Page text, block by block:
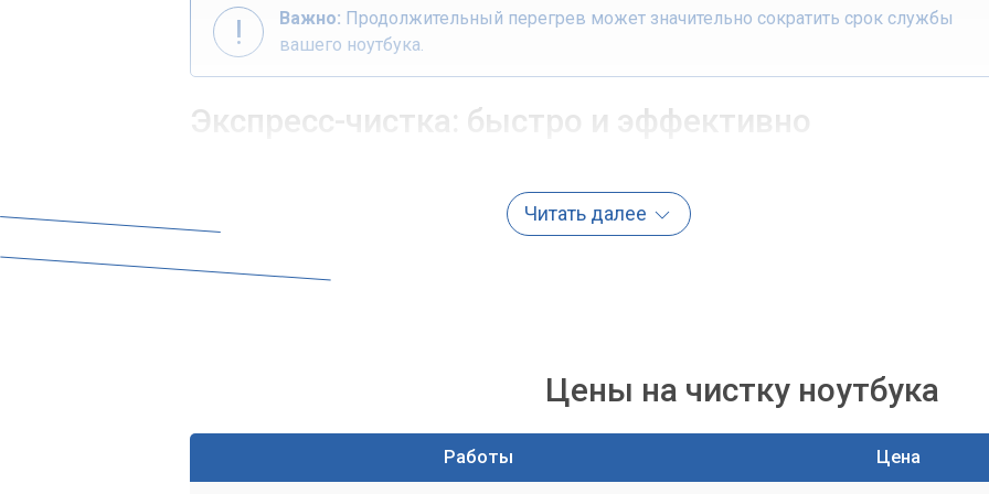
Важно: Продолжительный перегрев может значительно сократить срок службы
вашего ноутбука.
Экспресс-чистка: быстро и эффективно
с выездом на дом. Мы понимаем, как важно для вас быстрое и качественное решение проблемы,
поэтому наши мастера оперативно прибудут в любую точку Киева и Киевской области, чтобы вернуть
эффективной работы системы охлаждения ноутбука. Вот что мы делаем:
Тщательная очистка вентиляторов и радиаторов от пыли и мелкого мусора.
Замена старой термопасты на новую, высококачественную, для эффективной теплопередачи.
Читать далее
Цены на чистку ноутбука
Работы Цена